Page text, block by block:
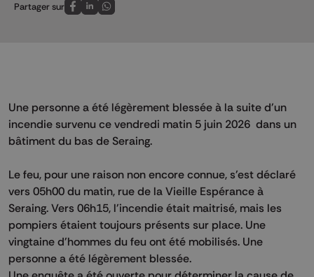
Partager sur
Partagez sur FaceBook
Partagez sur LinkedIn
Partagez sur Whatsapp
Une personne a été légèrement blessée à la suite d'un
incendie survenu ce vendredi matin 5 juin 2026 dans un
bâtiment du bas de Seraing.
Le feu, pour une raison non encore connue, s'est déclaré
vers 05h00 du matin, rue de la Vieille Espérance à
Seraing. Vers 06h15, l'incendie était maitrisé, mais les
pompiers étaient toujours présents sur place. Une
vingtaine d'hommes du feu ont été mobilisés. Une
personne a été légèrement blessée.